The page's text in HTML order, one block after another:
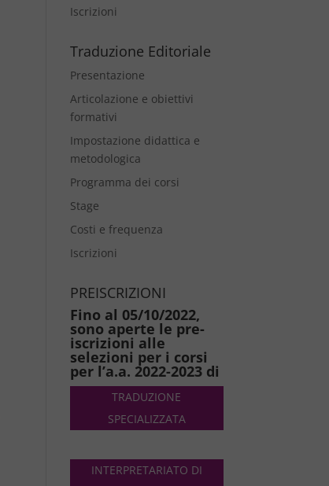
Iscrizioni
Traduzione Editoriale
Presentazione
Articolazione e obiettivi
formativi
Impostazione didattica e
metodologica
Programma dei corsi
Stage
Costi e frequenza
Iscrizioni
PREISCRIZIONI
Fino al 05/10/2022,
sono aperte le pre-
iscrizioni alle
selezioni per i corsi
per l’a.a. 2022-2023 di
TRADUZIONE
SPECIALIZZATA
INTERPRETARIATO DI